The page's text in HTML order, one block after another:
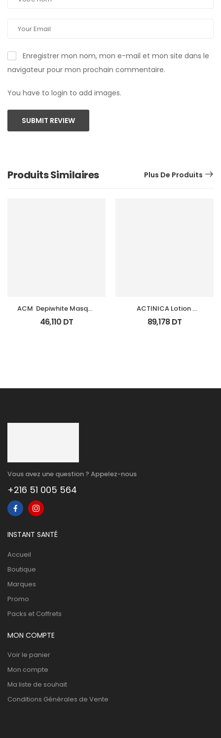
Enregistrer mon nom, mon e-mail et mon site dans le
navigateur pour mon prochain commentaire.
You have to login to add images.
SUBMIT REVIEW
Produits Similaires Plus De Produits
ACM  Depiwhite Masque
Tb 40Ml
46,110 DT
ACTINICA Lotion
Spf50+ Fl 80 Ml
89,178DT
Vous avez une question ? Appelez-nous
+216 51 005 564
INSTANT SANTÉ
Accueil
Boutique
Marques
Promo
Packs et Coffrets
MON COMPTE
Voir le panier
Mon compte
Ma liste de souhait
Conditions Générales de Vente